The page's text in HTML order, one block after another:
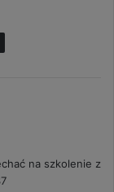
na szkolenie z